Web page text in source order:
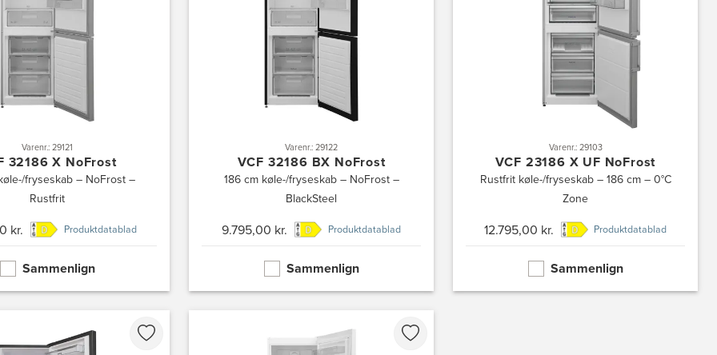
Varenr.: 29121
32186 X NoFrost
fryseskab – NoFrost –
Rustfrit
kr. Produktdatablad
Sammenlign
Varenr.: 29122
VCF 32186 BX NoFrost
186 cm køle-/fryseskab – NoFrost –
BlackSteel
9.795,00 kr. Produktdatablad
Sammenlign
Varenr.: 29103
VCF 23186 X UF NoFrost
Rustfrit køle-/fryseskab – 186 cm – 0°C
Zone
12.795,00 kr. Produktdatablad
Sammenlign